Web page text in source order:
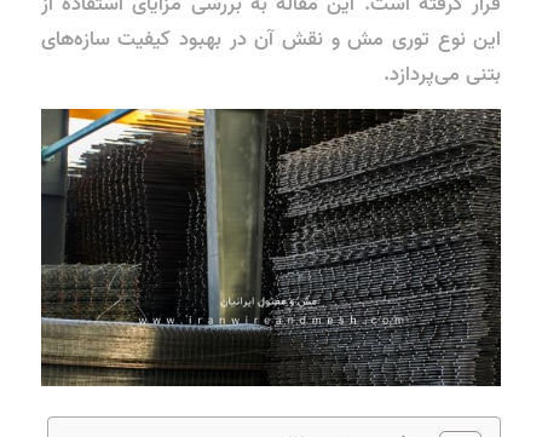
این نوع توری مش و نقش آن در بهبود کیفیت سازه‌های
بتنی می‌پردازد.